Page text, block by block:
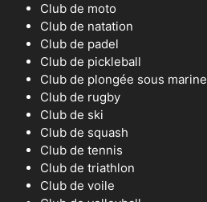
Club de moto
Club de natation
Club de padel
Club de pickleball
Club de plongée sous marine
Club de rugby
Club de ski
Club de squash
Club de tennis
Club de triathlon
Club de voile